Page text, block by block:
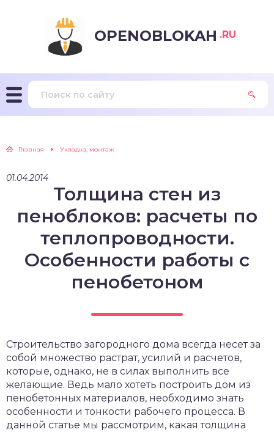
OPENOBLOKAH .RU
Главная Укладка, монтаж
01.04.2014
Толщина стен из
пеноблоков: расчеты по
теплопроводности.
Особенности работы с
пенобетоном
Строительство загородного дома всегда несет за
собой множество растрат, усилий и расчетов,
которые, однако, не в силах выполнить все
желающие. Ведь мало хотеть построить дом из
пенобетонных материалов, необходимо знать
особенности и тонкости рабочего процесса. В
данной статье мы рассмотрим, какая толщина